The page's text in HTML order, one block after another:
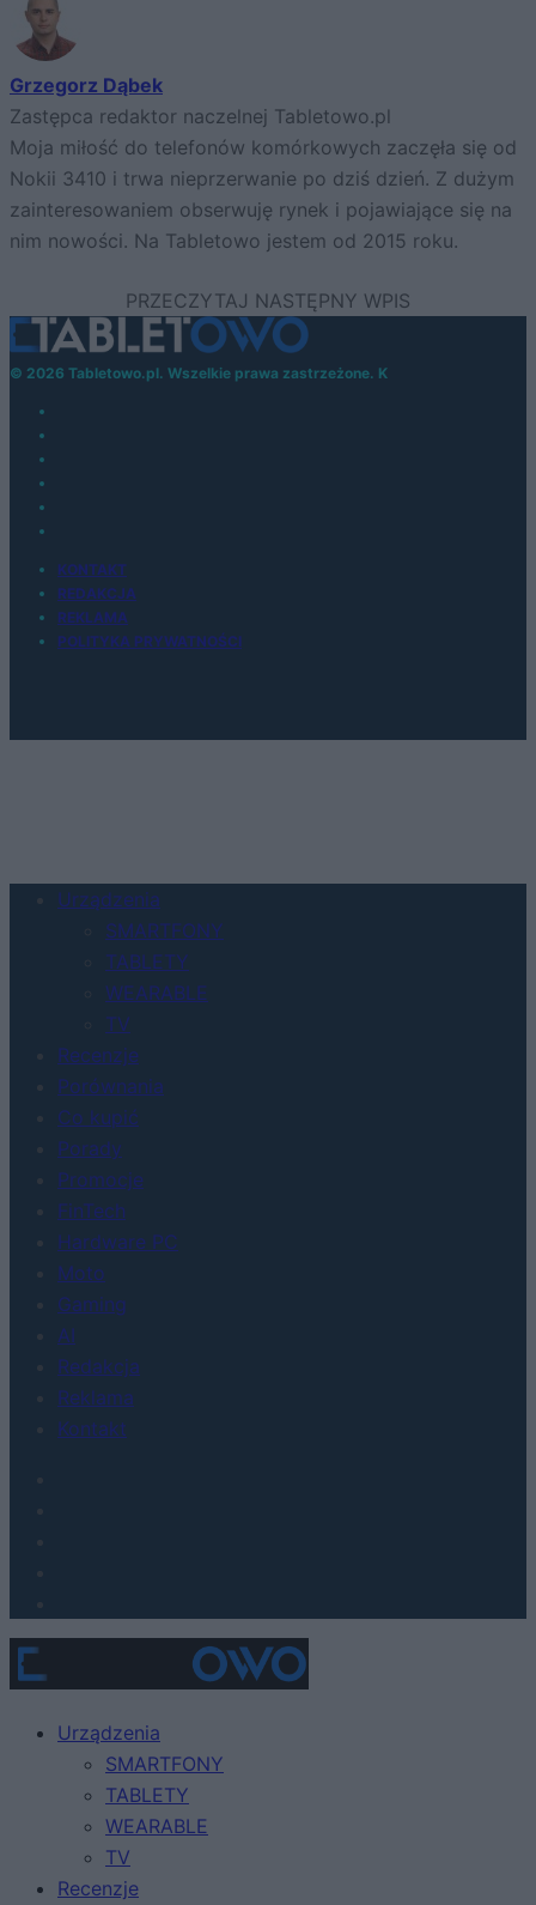
Grzegorz Dąbek
Zastępca redaktor naczelnej Tabletowo.pl
Moja miłość do telefonów komórkowych zaczęła się od
Nokii 3410 i trwa nieprzerwanie po dziś dzień. Z dużym
zainteresowaniem obserwuję rynek i pojawiające się na
nim nowości. Na Tabletowo jestem od 2015 roku.
© 2026 Tabletowo.pl. Wszelkie prawa zastrzeżone. K
KONTAKT
REDAKCJA
REKLAMA
POLITYKA PRYWATNOŚCI
Urządzenia
SMARTFONY
TABLETY
WEARABLE
TV
Recenzje
Porównania
Co kupić
Porady
Promocje
FinTech
Hardware PC
Moto
Gaming
AI
Redakcja
Reklama
Kontakt
Urządzenia
SMARTFONY
TABLETY
WEARABLE
TV
Recenzje